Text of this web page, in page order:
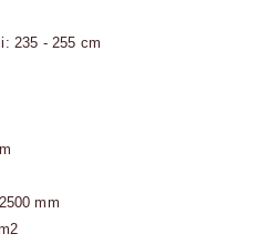
235 - 255 cm
mm